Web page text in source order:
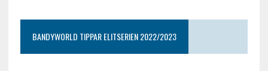
BANDYWORLD TIPPAR ELITSERIEN 2022/2023